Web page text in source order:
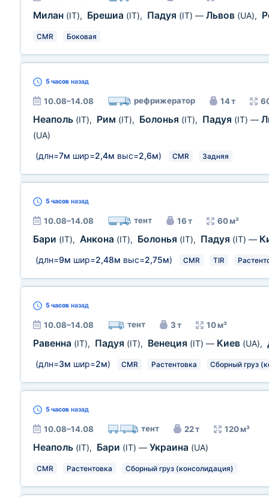
Милан (IT), Брешиа (IT), Падуя (IT) — Львов (UA),
CMR Боковая
5 часов назад
10.08–14.08 рефрижератор 14 т
Неаполь (IT), Рим (IT), Болонья (IT), Падуя (IT) —
(UA)
(длн=7м шир=2,4м выс=2,6м) CMR Задняя
5 часов назад
10.08–14.08 тент 16 т 60 м³
Бари (IT), Анкона (IT), Болонья (IT), Падуя (IT) —
(длн=9м шир=2,48м выс=2,75м) CMR TIR
5 часов назад
10.08–14.08 тент 3 т 10 м³
Равенна (IT), Падуя (IT), Венеция (IT) — Киев (UA),
(длн=3м шир=2м) CMR Растентовка Сборный груз
5 часов назад
10.08–14.08 тент 22 т 120 м³
Неаполь (IT), Бари (IT) — Украина (UA)
CMR Растентовка Сборный груз (консолидация)